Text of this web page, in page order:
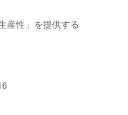
産性」を提供する